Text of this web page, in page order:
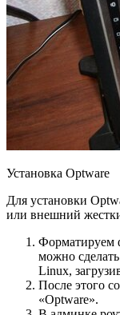
Установка Optware
Для установки
или внешний
Форматируем
можно
Linux,
После этого
«Optware».